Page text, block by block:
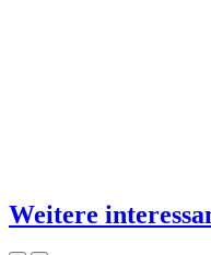
Weitere